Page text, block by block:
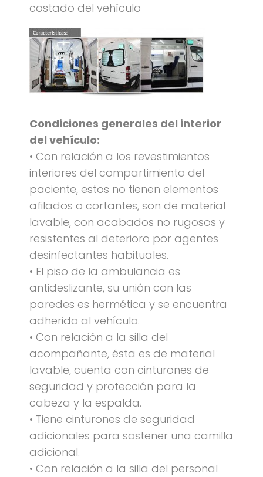
costado del vehículo
Condiciones generales del interior
del vehículo:
• Con relación a los revestimientos
interiores del compartimiento del
paciente, estos no tienen elementos
afilados o cortantes, son de material
lavable, con acabados no rugosos y
resistentes al deterioro por agentes
desinfectantes habituales.
• El piso de la ambulancia es
antideslizante, su unión con las
paredes es hermética y se encuentra
adherido al vehículo.
• Con relación a la silla del
acompañante, ésta es de material
lavable, cuenta con cinturones de
seguridad y protección para la
cabeza y la espalda.
• Tiene cinturones de seguridad
adicionales para sostener una camilla
adicional.
• Con relación a la silla del personal